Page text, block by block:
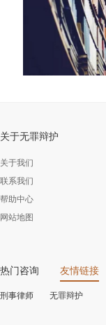
关于无罪辩护
关于我们
联系我们
帮助中心
网站地图
热门咨询 友情链接
刑事律师 无罪辩护